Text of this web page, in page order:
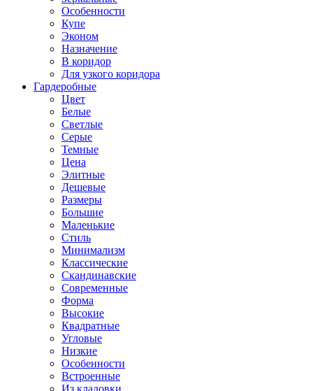
Особенности
Купе
Эконом
Назначение
В коридор
Для узкого коридора
Гардеробные
Цвет
Белые
Светлые
Серые
Темные
Цена
Элитные
Дешевые
Размеры
Большие
Маленькие
Стиль
Минимализм
Классические
Скандинавские
Современные
Форма
Высокие
Квадратные
Угловые
Низкие
Особенности
Встроенные
Из кладовки